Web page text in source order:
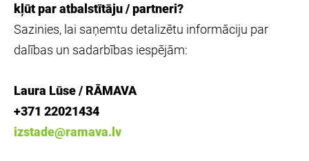
kļūt par atbalstītāju / partneri?
Sazinies, lai saņemtu detalizētu informāciju par
dalības un sadarbības iespējām:
Laura Lūse / RĀMAVA
+371 22021434
izstade@ramava.lv